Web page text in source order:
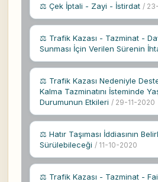
⚖ Çek İptali - Zayi - İstirdat /
⚖ Trafik Kazası - Tazminat -
Sunması İçin Verilen Sürenin
⚖ Trafik Kazası Nedeniyle
Kalma Tazminatını İsteminde
Durumunun Etkileri / 29-11-2020
⚖ Hatır Taşıması İddiasının
Sürülebileceği / 11-10-2020
⚖ Trafik Kazası - Tazminat -